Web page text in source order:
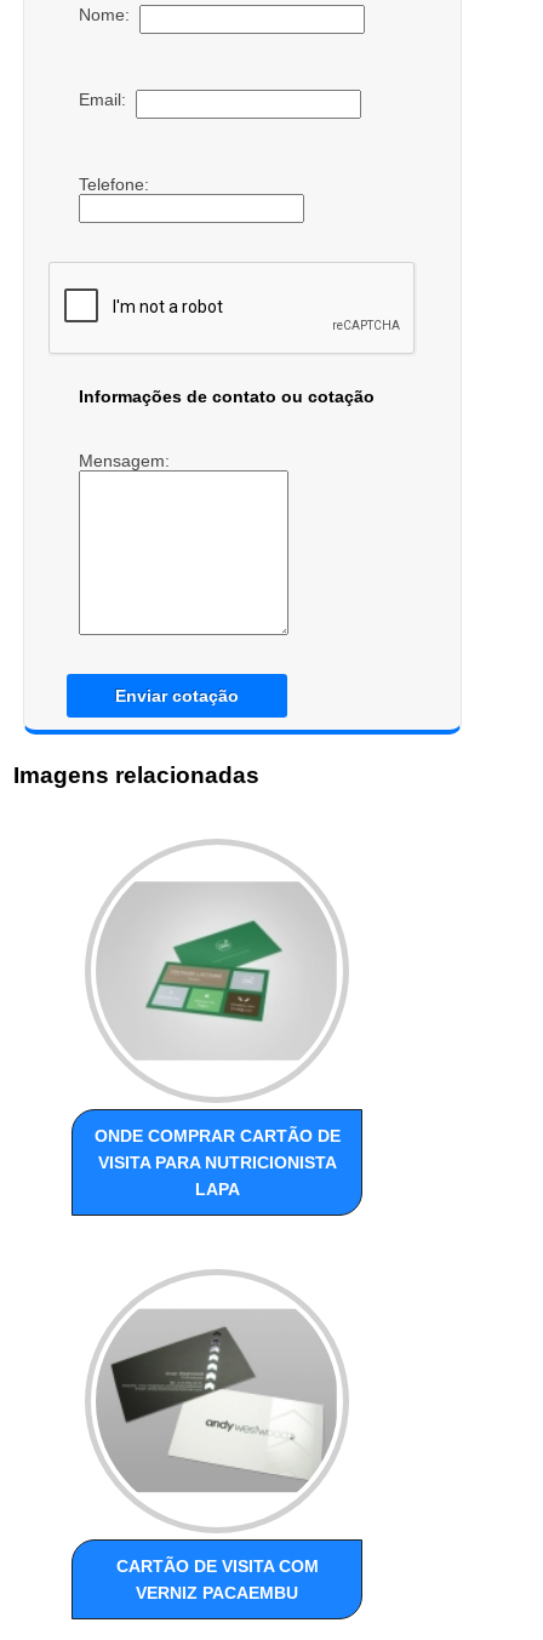
Nome:
Email:
Telefone:
Informações de contato ou cotação
Mensagem:
Enviar cotação
Imagens relacionadas
ONDE COMPRAR CARTÃO DE
VISITA PARA NUTRICIONISTA
LAPA
CARTÃO DE VISITA COM
VERNIZ PACAEMBU